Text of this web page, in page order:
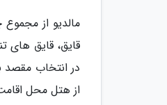
مالدیو از
قایق، قایق های
در انتخاب مقصد
از هتل محل